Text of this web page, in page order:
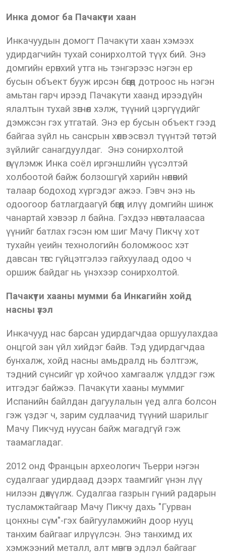
Инка домог ба Пачакүти хаан
Инкачуудын домогт Пачакүти хаан хэмээх
удирдагчийн тухай сонирхолтой түүх бий. Энэ
домгийн ерөнхий утга нь тэнгэрээс нэгэн ер
бусын объект бууж ирсэн бөгөөд дотроос нь нэгэн
амьтан гарч ирээд Пачакүти хаанд ирээдүйн
ялалтын тухай зөгнөл хэлж, түүний цэргүүдийг
дэмжсэн гэх утгатай. Энэ ер бусын объект гээд
байгаа зүйл нь сансрын хөлөг эсвэл түүнтэй төстэй
зүйлийг санагдуулдаг. Энэ сонирхолтой
өгүүлэмж Инка соёл иргэншлийн үүсэлтэй
холбоотой байж болзошгүй харийн нөлөөний
талаар бодоход хүргэдэг ажээ. Гэвч энэ нь
одоогоор батлагдаагүй бөгөөд илүү домгийн шинж
чанартай хэвээр л байна. Гэхдээ нөгөө талаасаа
үүнийг батлах гэсэн юм шиг Мачу Пикчү хот
тухайн үеийн технологийн боломжоос хэт
давсан төгс гүйцэтгэлээ гайхуулаад одоо ч
оршиж байдаг нь үнэхээр сонирхолтой.
Пачакүти хааны мумми ба Инкагийн хойд
насны үзэл
Инкачууд нас барсан удирдагчдаа оршуулахдаа
онцгой зан үйл хийдэг байв. Тэд удирдагчдаа
бунхалж, хойд насны амьдралд нь бэлтгэж,
тэдний сүнсийг үр хойчоо хамгаалж үлддэг гэж
итгэдэг байжээ. Пачакүти хааны муммиг
Испанийн байлдан дагуулалын үед алга болсон
гэж үздэг ч, зарим судлаачид түүний шарилыг
Мачу Пикчуд нуусан байж магадгүй гэж
таамагладаг.
2012 онд Францын археологич Тьерри нэгэн
судалгааг удирдаад дээрх таамгийг үнэн лүү
нилээн дөхүүлж. Судалгаа газрын гүний радарын
тусламжтайгаар Мачу Пикчу дахь "Гурван
цонхны сүм"-гэх байгууламжийн доор нууц
танхим байгааг илрүүлсэн. Энэ танхимд их
хэмжээний металл, алт мөнгөн эдлэл байгааг